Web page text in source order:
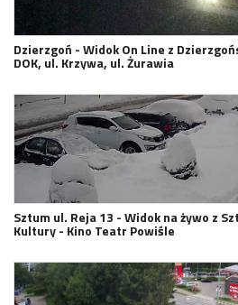
Dzierzgoń - Widok On Line z
DOK, ul. Krzywa, ul. Żurawia
Sztum ul. Reja 13 - Widok na żywo z
Kultury - Kino Teatr Powiśle